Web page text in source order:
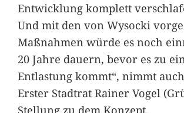
Entwicklung komplett
Und mit den von Wysocki
Maßnahmen würde es noch
20 Jahre dauern, bevor es zu
Entlastung kommt“, nimmt
Erster Stadtrat Rainer Vogel
Stellung zu dem Konzept.